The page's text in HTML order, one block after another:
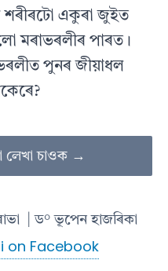
শৰীৰটো একুৰা জুইত
মৰাভৰলীৰ পাৰত।
পুনৰ জীয়াধল
চাওক →
| ড° ভূপেন হাজৰিকা
on Facebook